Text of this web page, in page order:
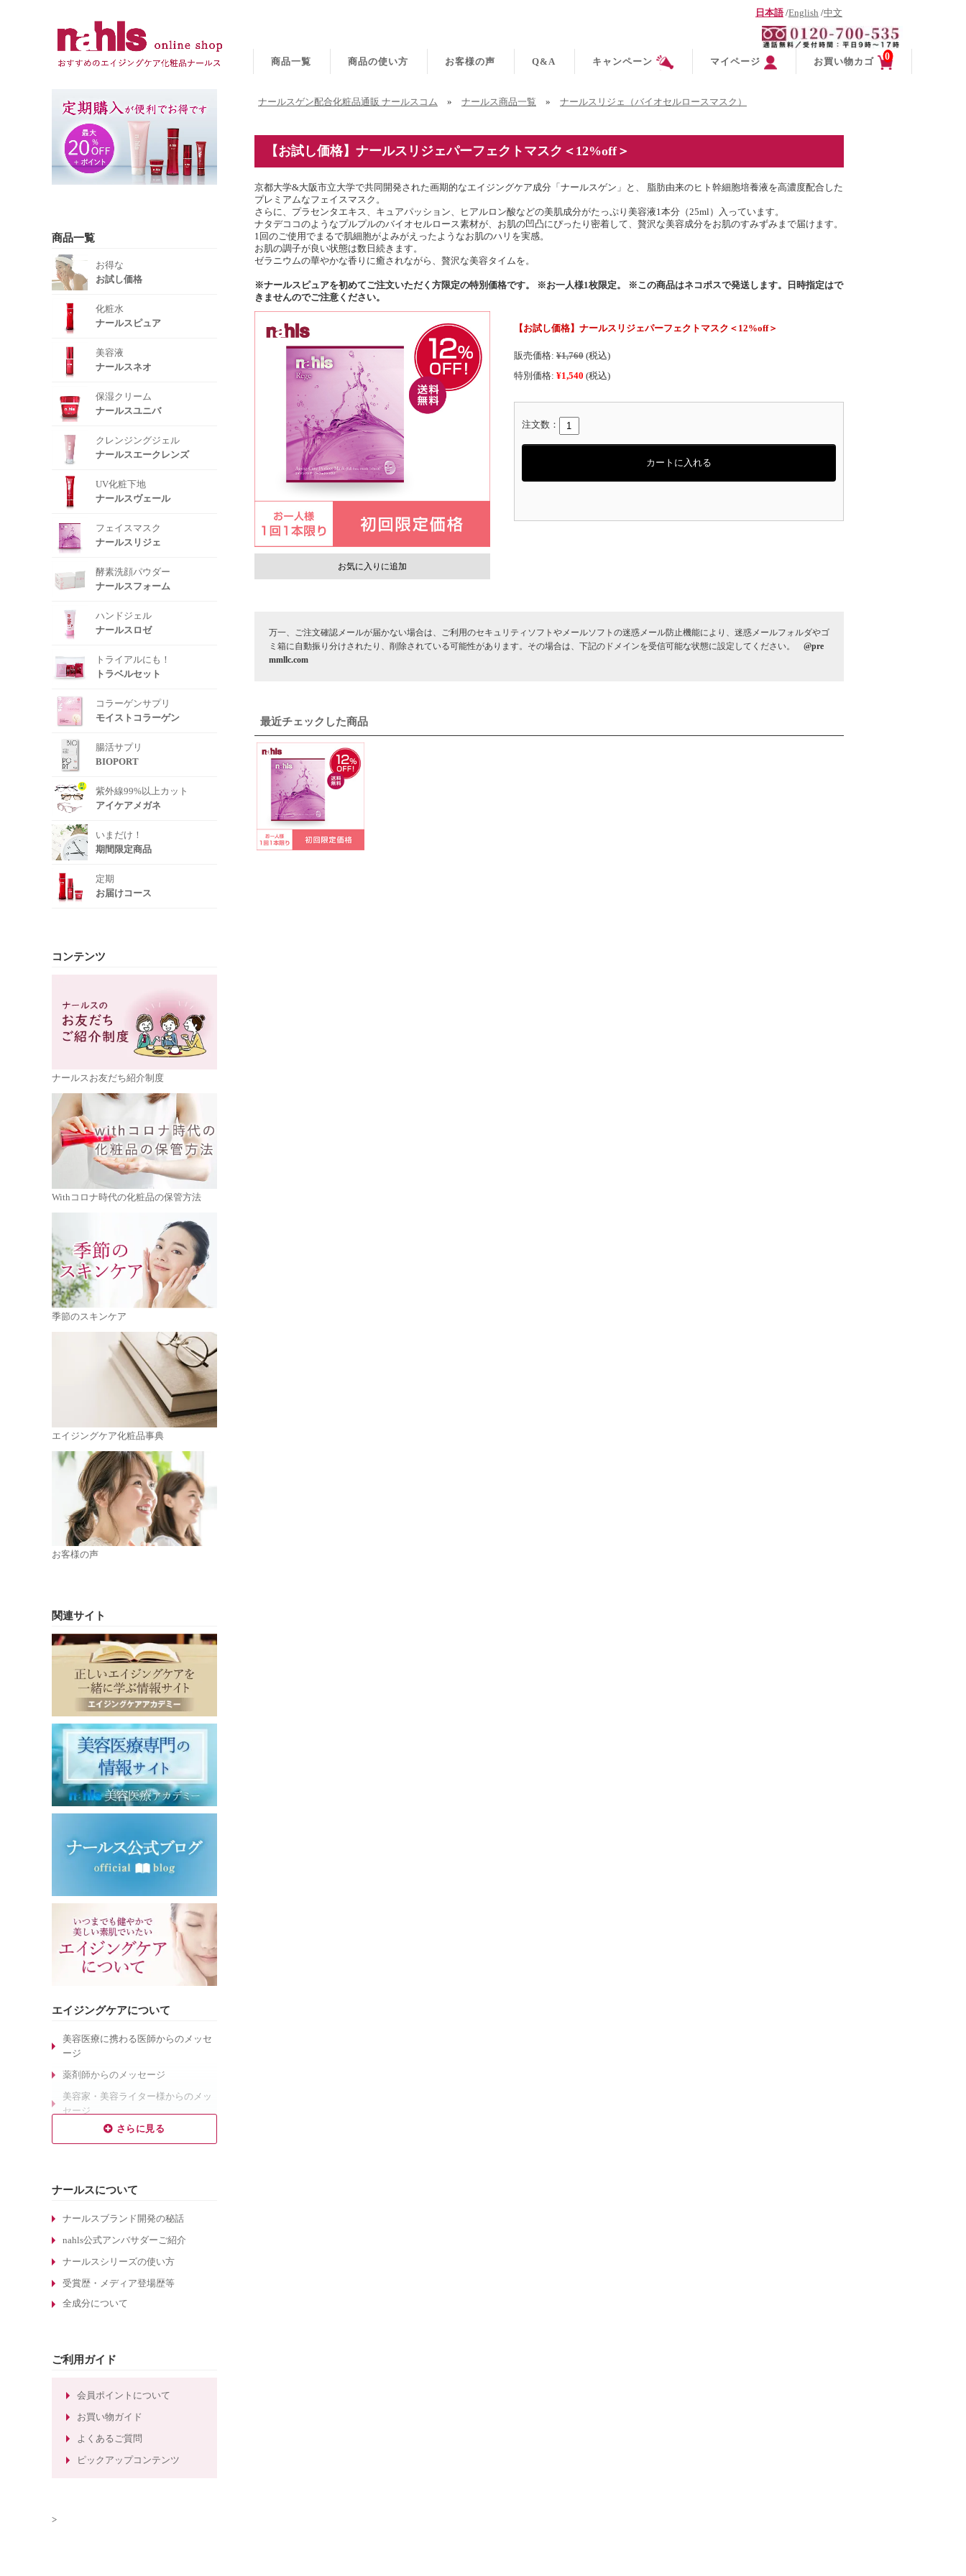
日本語/English /中文
商品一覧 商品の使い方 お客様の声 Q&A キャンペーン マイページ お買い物カゴ 0
商品一覧
お得な
お試し価格
化粧水
ナールスピュア
美容液
ナールスネオ
保湿クリーム
ナールスユニバ
クレンジングジェル
ナールスエークレンズ
UV化粧下地
ナールスヴェール
フェイスマスク
ナールスリジェ
酵素洗顔パウダー
ナールスフォーム
ハンドジェル
ナールスロゼ
トライアルにも！
トラベルセット
コラーゲンサプリ
モイストコラーゲン
腸活サプリ
BIOPORT
紫外線99%以上カット
アイケアメガネ
いまだけ！
期間限定商品
定期
お届けコース
コンテンツ
ナールスお友だち紹介制度
Withコロナ時代の化粧品の保管方法
季節のスキンケア
エイジングケア化粧品事典
お客様の声
関連サイト
エイジングケアについて
美容医療に携わる医師からのメッセ
ージ
薬剤師からのメッセージ
美容家・美容ライター様からのメッ
セージ
乾燥肌対策のエイジングケア
毛穴対策のエイジングケア
くすみ対策のエイジングケア
ターンオーバーについて
酵素洗顔について
エイジングケア化粧品の選び方
敏感肌化粧品の選び方
ほうれい線対策のエイジングケア化
粧水
ナールスについて
ナールスブランド開発の秘話
nahls公式アンバサダーご紹介
ナールスシリーズの使い方
受賞歴・メディア登場歴等
全成分について
ご利用ガイド
会員ポイントについて
お買い物ガイド
よくあるご質問
ピックアップコンテンツ
ナールスゲン配合化粧品通販 ナールスコム » ナールス商品一覧 » ナールスリジェ（バイオセルロースマスク）
【お試し価格】ナールスリジェパーフェクトマスク＜12%off＞
京都大学&大阪市立大学で共同開発された画期的なエイジングケア成分「ナールスゲン」と、 脂肪由来のヒト幹細胞培養液を高濃度配合した
プレミアムなフェイスマスク。
さらに、プラセンタエキス、キュアパッション、ヒアルロン酸などの美肌成分がたっぷり美容液1本分（25ml）入っています。
ナタデココのようなプルプルのバイオセルロース素材が、お肌の凹凸にぴったり密着して、贅沢な美容成分をお肌のすみずみまで届けます。
1回のご使用でまるで肌細胞がよみがえったようなお肌のハリを実感。
お肌の調子が良い状態は数日続きます。
ゼラニウムの華やかな香りに癒されながら、贅沢な美容タイムを。
※ナールスピュアを初めてご注文いただく方限定の特別価格です。 ※お一人様1枚限定。 ※この商品はネコポスで発送します。日時指定はで
きませんのでご注意ください。
お気に入りに追加
【お試し価格】ナールスリジェパーフェクトマスク＜12%off＞
販売価格: ¥1,760 (税込)
特別価格: ¥1,540 (税込)
注文数：
カートに入れる
万一、ご注文確認メールが届かない場合は、ご利用のセキュリティソフトやメールソフトの迷惑メール防止機能により、迷惑メールフォルダやゴ
ミ箱に自動振り分けされたり、削除されている可能性があります。その場合は、下記のドメインを受信可能な状態に設定してください。 @pre
mmllc.com
最近チェックした商品
>